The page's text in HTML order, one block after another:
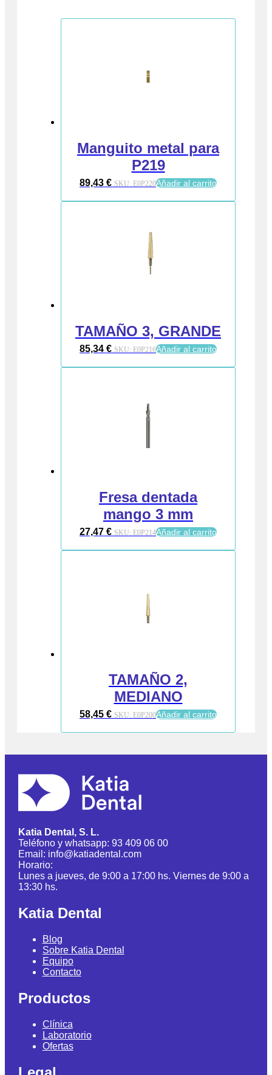
Manguito metal para
P219
89,43 € SKU: E0P220Añadir al carrito
TAMAÑO 3, GRANDE
85,34 € SKU: E0P216Añadir al carrito
Fresa dentada
mango 3 mm
27,47 € SKU: E0P214Añadir al carrito
TAMAÑO 2,
MEDIANO
58,45 € SKU: E0P200Añadir al carrito
Katia Dental, S. L.
Teléfono y whatsapp: 93 409 06 00
Email: info@katiadental.com
Horario:
Lunes a jueves, de 9:00 a 17:00 hs. Viernes de 9:00 a
13:30 hs.
Katia Dental
Blog
Sobre Katia Dental
Equipo
Contacto
Productos
Clínica
Laboratorio
Ofertas